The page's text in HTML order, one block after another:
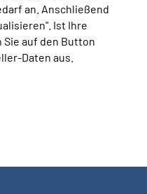
an. Anschließend
Ist Ihre
auf den Button
Daten aus.